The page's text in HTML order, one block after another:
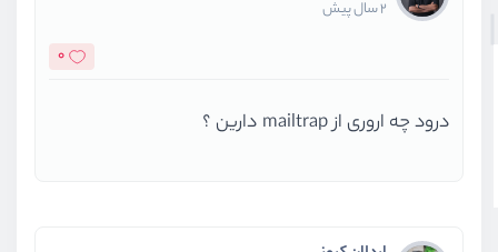
2 سال پیش
0
درود چه اروری از mailtrap دارین ؟